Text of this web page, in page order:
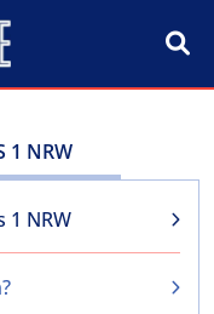
1 NRW
1 NRW